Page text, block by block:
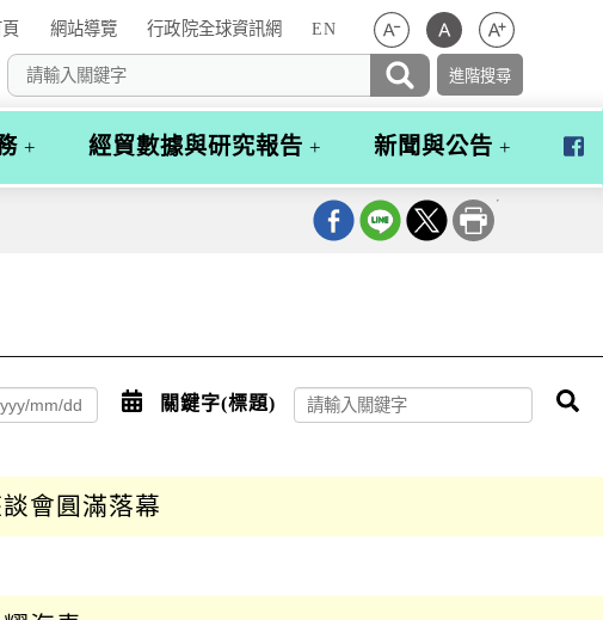
網站導覽 行政院全球資訊網 EN
經貿數據與研究報告
新聞與公告
政
公
室
粉
點
選
擇
日
關鍵字(標題)
搜
會圓滿落幕